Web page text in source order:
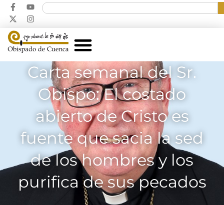
Carta semanal del Sr.
Obispo: El costado
abierto de Cristo es
fuente que sacia la sed
de los hombres y los
purifica de sus pecados